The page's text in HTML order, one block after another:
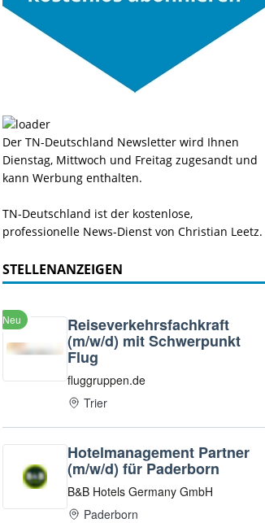
Der TN-Deutschland Newsletter wird Ihnen
Dienstag, Mittwoch und Freitag zugesandt und
kann Werbung enthalten.
TN-Deutschland ist der kostenlose,
professionelle News-Dienst von Christian Leetz.
STELLENANZEIGEN